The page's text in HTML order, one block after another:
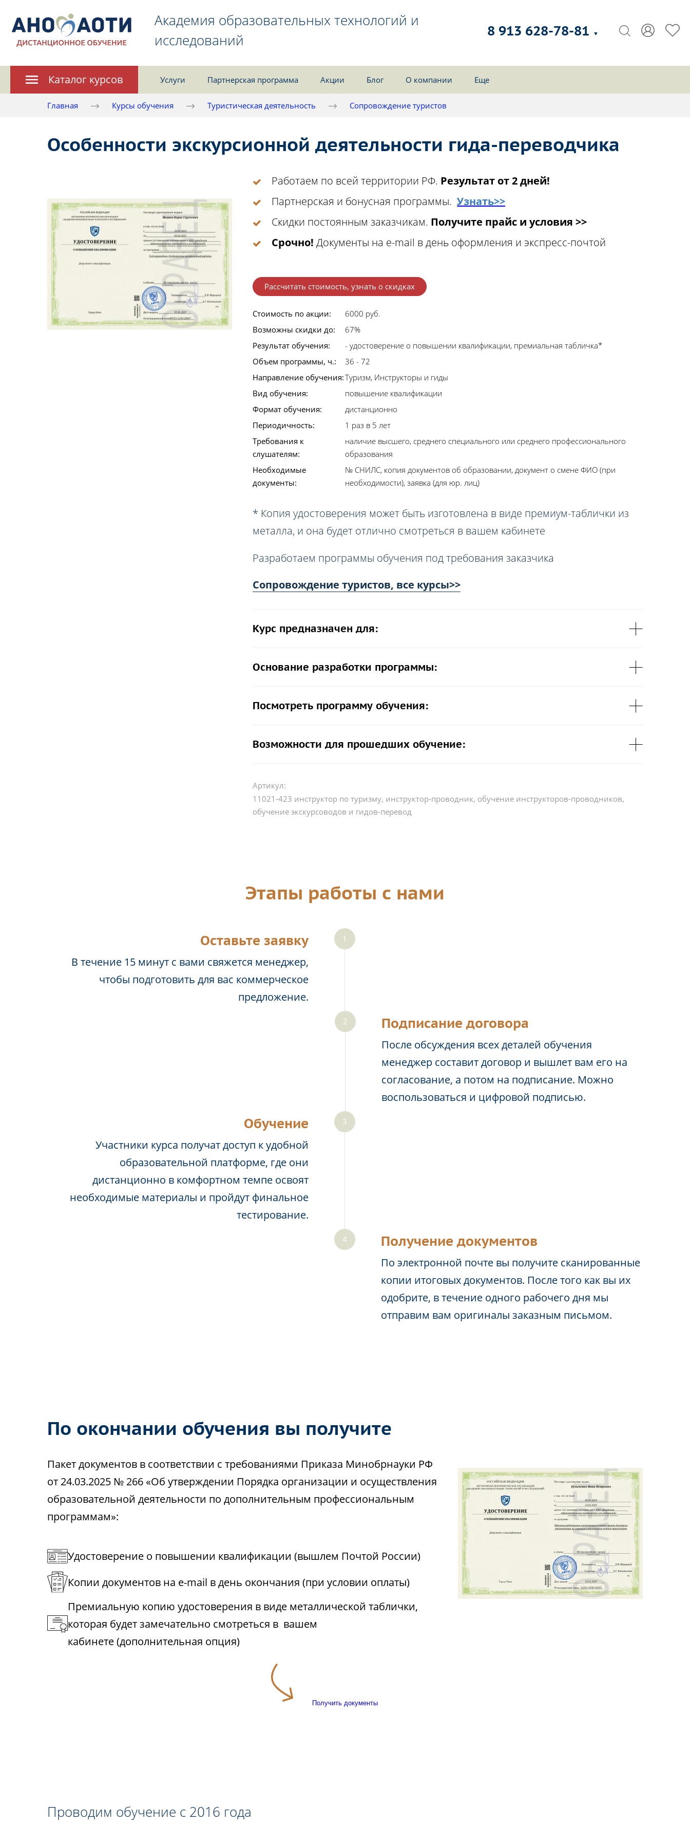
Академия образовательных технологий и
исследований
8 913 628-78-81 ▼
Каталог курсов Услуги Партнерская программа Акции Блог О компании Еще
Главная Курсы обучения Туристическая деятельность Сопровождение туристов
Особенности экскурсионной деятельности гида-переводчика
Работаем по всей территории РФ. Результат от 2 дней!
Партнерская и бонусная программы.Узнать>>
Скидки постоянным заказчикам. Получите прайс и условия >>
Срочно! Документы на e-mail в день оформления и экспресс-почтой
Рассчитать стоимость, узнать о скидках
Стоимость по акции:
6000 руб.
Возможны скидки до:
67%
Результат обучения:
- удостоверение о повышении квалификации, премиальная табличка*
Объем программы, ч.:
36 - 72
Направление обучения:Туризм, Инструкторы и гиды
Вид обучения:
повышение квалификации
Формат обучения:
дистанционно
Периодичность:
1 раз в 5 лет
Требования к
слушателям:
наличие высшего, среднего специального или среднего профессионального
образования
Необходимые
документы:
№ СНИЛС, копия документов об образовании, документ о смене ФИО (при
необходимости), заявка (для юр. лиц)
* Копия удостоверения может быть изготовлена в виде премиум-таблички из
металла, и она будет отлично смотреться в вашем кабинете
Разработаем программы обучения под требования заказчика
Сопровождение туристов, все курсы>>
Курс предназначен для:
Основание разработки программы:
Посмотреть программу обучения:
Возможности для прошедших обучение:
Артикул:
11021-423 инструктор по туризму, инструктор-проводник, обучение инструкторов-проводников,
обучение экскурсоводов и гидов-перевод
Этапы работы с нами
Оставьте заявку
В течение 15 минут с вами свяжется менеджер,
чтобы подготовить для вас коммерческое
предложение.
Подписание договора
После обсуждения всех деталей обучения
менеджер составит договор и вышлет вам его на
согласование, а потом на подписание. Можно
воспользоваться и цифровой подписью.
Обучение
Участники курса получат доступ к удобной
образовательной платформе, где они
дистанционно в комфортном темпе освоят
необходимые материалы и пройдут финальное
тестирование.
Получение документов
По электронной почте вы получите сканированные
копии итоговых документов. После того как вы их
одобрите, в течение одного рабочего дня мы
отправим вам оригиналы заказным письмом.
По окончании обучения вы получите
Пакет документов в соответствии с требованиями Приказа Минобрнауки РФ
от 24.03.2025 № 266 «Об утверждении Порядка организации и осуществления
образовательной деятельности по дополнительным профессиональным
программам»:
Удостоверение о повышении квалификации (вышлем Почтой России)
Копии документов на e-mail в день окончания (при условии оплаты)
Премиальную копию удостоверения в виде металлической таблички,
которая будет замечательно смотреться в вашем
кабинете (дополнительная опция)
Получить документы
Проводим обучение с 2016 года